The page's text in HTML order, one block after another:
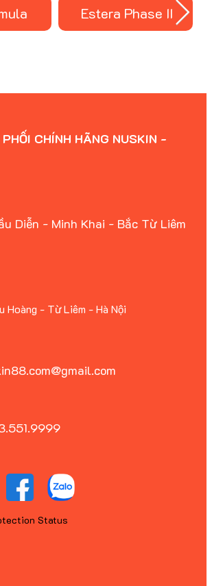
Estera Phase II
CHÍNH HÃNG NUSKIN -
Diễn - Minh Khai - Bắc Từ Liêm
Hoàng - Từ Liêm - Hà Nội